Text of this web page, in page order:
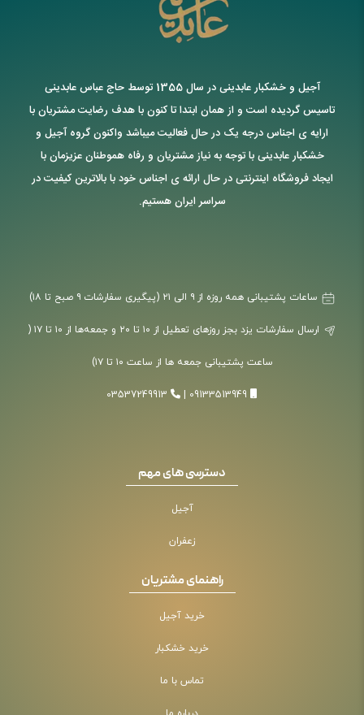
آجیل و خشکبار عابدینی در سال 1355 توسط حاج عباس عابدینی
تاسیس گردیده است و از همان ابتدا تا کنون با هدف رضایت مشتریان با
ارایه ی اجناس درجه یک در حال فعالیت میباشد واکنون گروه آجیل و
خشکبار عابدینی با توجه به نیاز مشتریان و رفاه هموطنان عزیزمان با
ایجاد فروشگاه اینترنتی در حال ارائه ی اجناس خود با بالاترین کیفیت در
سراسر ایران هستیم.
ارسال سفارشات یزد بجز روزهای تعطیل از ۱۰ تا ۲۰ و جمعه‌ها از ۱۰ تا ۱۷ (
ساعت پشتیبانی جمعه ها از ساعت ۱۰ تا ۱۷)
09133513949
03537249913
دسترسی های مهم
آجیل
زعفران
راهنمای مشتریان
خرید آجیل
خرید خشکبار
تماس با ما